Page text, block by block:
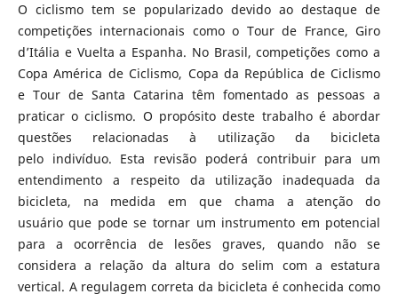
O ciclismo tem se popularizado devido ao destaque de
competições internacionais como o Tour de France, Giro
d’Itália e Vuelta a Espanha. No Brasil, competições como a
Copa América de Ciclismo, Copa da República de Ciclismo
e Tour de Santa Catarina têm fomentado as pessoas a
praticar o ciclismo. O propósito deste trabalho é abordar
questões relacionadas à utilização da bicicleta
pelo indivíduo. Esta revisão poderá contribuir para um
entendimento a respeito da utilização inadequada da
bicicleta, na medida em que chama a atenção do
usuário que pode se tornar um instrumento em potencial
para a ocorrência de lesões graves, quando não se
considera a relação da altura do selim com a estatura
vertical. A regulagem correta da bicicleta é conhecida como